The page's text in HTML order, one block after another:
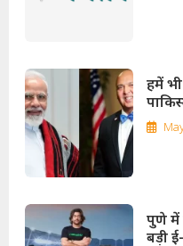
हमें
पुणे में
बड़ी